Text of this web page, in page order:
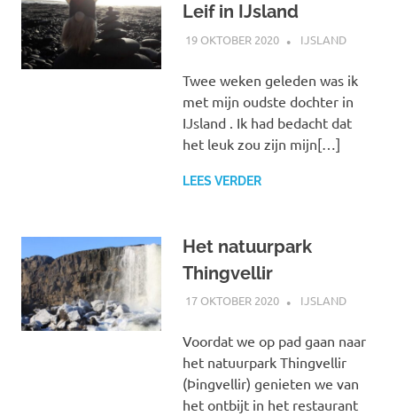
Leif in IJsland
19 OKTOBER 2020 MARJOLEIN
IJSLAND
Twee weken geleden was ik
met mijn oudste dochter in
IJsland . Ik had bedacht dat
het leuk zou zijn mijn[…]
LEES VERDER
Het natuurpark
Thingvellir
17 OKTOBER 2020 MARJOLEIN
IJSLAND
Voordat we op pad gaan naar
het natuurpark Thingvellir
(Þingvellir) genieten we van
het ontbijt in het restaurant